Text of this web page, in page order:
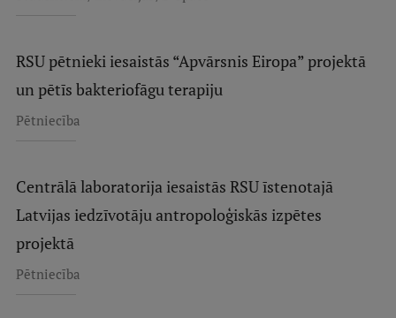
RSU pētnieki iesaistās “Apvārsnis Eiropa” projektā
un pētīs bakteriofāgu terapiju
Pētniecība
Centrālā laboratorija iesaistās RSU īstenotajā
Latvijas iedzīvotāju antropoloģiskās izpētes
projektā
Pētniecība